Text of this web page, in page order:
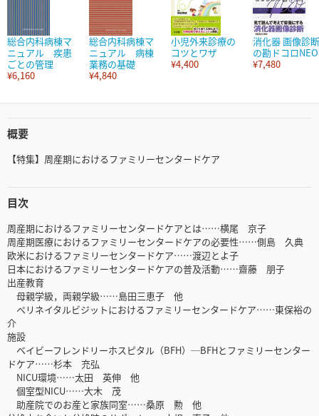
総合内科病棟マ
ニュアル 疾患
ごとの管理
¥6,160
総合内科病棟マ
ニュアル 病棟
業務の基礎
¥4,840
小児外来診療の
コツとワザ
¥4,400
消化器 画像診断
の勘ドコロNEO
¥7,480
概要
【特集】周産期におけるファミリーセンタードケア
目次
周産期におけるファミリーセンタードケアとは……横尾 京子
周産期医療におけるファミリーセンタードケアの必要性……側島 久典
欧米におけるファミリーセンタードケア……渡辺とよ子
日本におけるファミリーセンタードケアの普及活動……齋藤 朋子
出産教育
母親学級，両親学級……島田三恵子 他
ペリネイタルビジットにおけるファミリーセンタードケア……東保裕の
介
施設
ベイビーフレンドリーホスピタル（BFH）─BFHとファミリーセンター
ドケア……杉本 充弘
NICU環境……太田 英伸 他
個室型NICU……大木 茂
助産院でのお産と家族同室……桑原 勲 他